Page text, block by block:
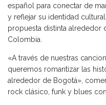
español para conectar de
y reflejar su identidad
propuesta distinta alrededor
Colombia.
«A través de nuestras
queremos romantizar las
alrededor de Bogotá»,
rock clásico, funk y blues